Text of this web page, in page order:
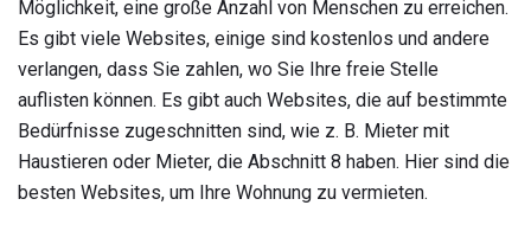
Möglichkeit, eine große Anzahl von Menschen zu erreichen.
Es gibt viele Websites, einige sind kostenlos und andere
verlangen, dass Sie zahlen, wo Sie Ihre freie Stelle
auflisten können. Es gibt auch Websites, die auf bestimmte
Bedürfnisse zugeschnitten sind, wie z. B. Mieter mit
Haustieren oder Mieter, die Abschnitt 8 haben. Hier sind die
besten Websites, um Ihre Wohnung zu vermieten.